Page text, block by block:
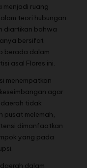
menjadi ruang
teori hubungan
diartikan bahwa
bersifat
berada dalam
asal Flores ini.
menempatkan
agar
tidak
melemah,
dimanfaatkan
yang pada
dalam